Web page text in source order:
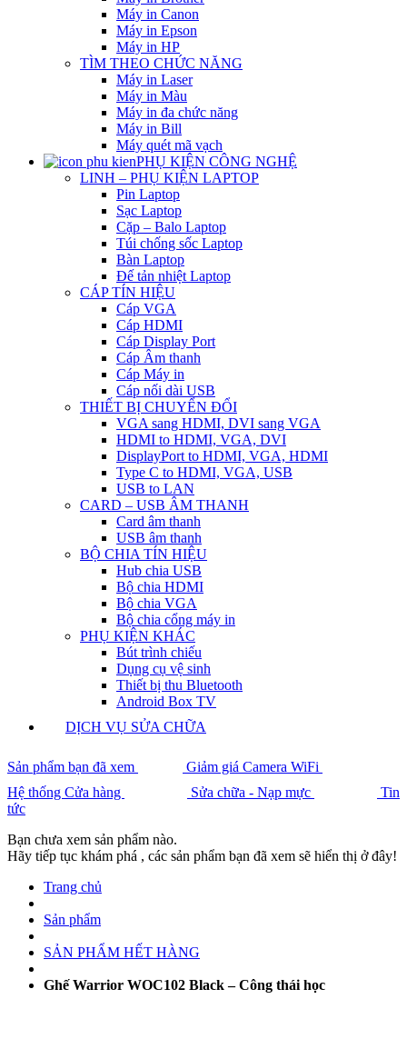
Máy in Canon
Máy in Epson
Máy in HP
TÌM THEO CHỨC NĂNG
Máy in Laser
Máy in Màu
Máy in đa chức năng
Máy in Bill
Máy quét mã vạch
PHỤ KIỆN CÔNG NGHỆ
LINH – PHỤ KIỆN LAPTOP
Pin Laptop
Sạc Laptop
Cặp – Balo Laptop
Túi chống sốc Laptop
Bàn Laptop
Đế tản nhiệt Laptop
CÁP TÍN HIỆU
Cáp VGA
Cáp HDMI
Cáp Display Port
Cáp Âm thanh
Cáp Máy in
Cáp nối dài USB
THIẾT BỊ CHUYỂN ĐỔI
VGA sang HDMI, DVI sang VGA
HDMI to HDMI, VGA, DVI
DisplayPort to HDMI, VGA, HDMI
Type C to HDMI, VGA, USB
USB to LAN
CARD – USB ÂM THANH
Card âm thanh
USB âm thanh
BỘ CHIA TÍN HIỆU
Hub chia USB
Bộ chia HDMI
Bộ chia VGA
Bộ chia cổng máy in
PHỤ KIỆN KHÁC
Bút trình chiếu
Dụng cụ vệ sinh
Thiết bị thu Bluetooth
Android Box TV
DỊCH VỤ SỬA CHỮA
Sản phẩm bạn đã xem
Giảm giá Camera WiFi
Hệ thống Cửa hàng
Sửa chữa - Nạp mực
Tin
tức
Bạn chưa xem sản phẩm nào.
Hãy tiếp tục khám phá , các sản phẩm bạn đã xem sẽ hiển thị ở đây!
Trang chủ
Sản phẩm
SẢN PHẨM HẾT HÀNG
Ghế Warrior WOC102 Black – Công thái học